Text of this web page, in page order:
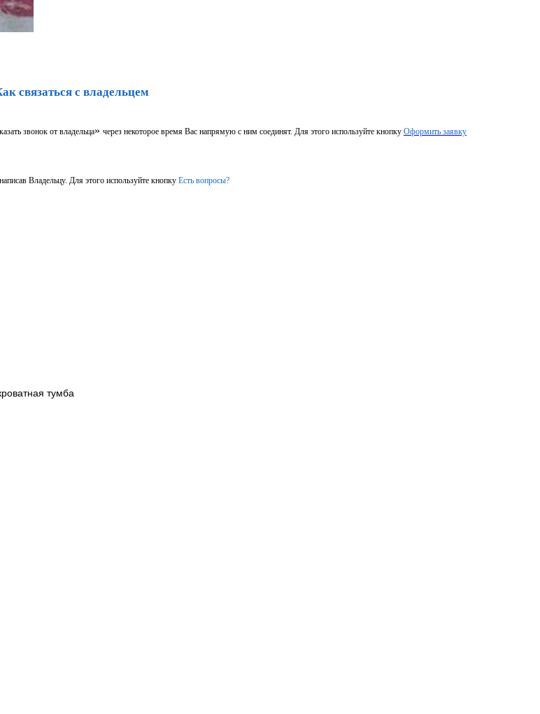
связаться с владельцем
звонок от владельца» через некоторое время Вас напрямую с ним соединят. Для этого используйте кнопку Оформить заявку
Владельцу. Для этого используйте кнопку Есть вопросы?
тумба